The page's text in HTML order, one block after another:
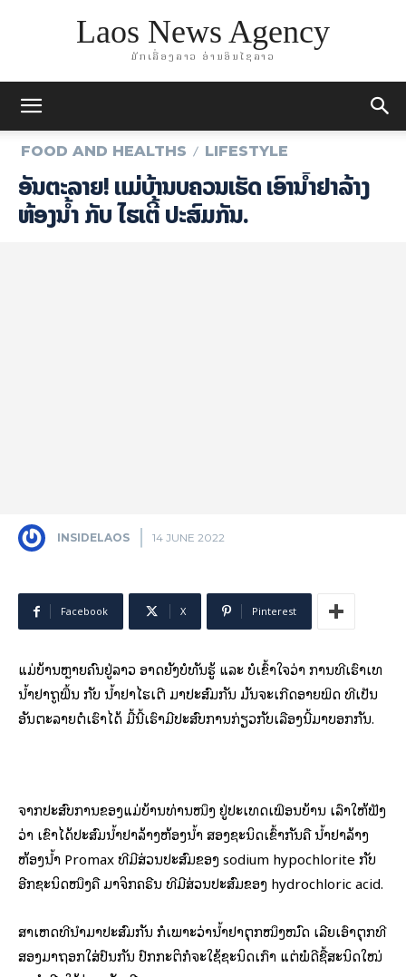
Laos News Agency
ມັກເລື່ອງລາວ ອ່ານອິນໄຊລາວ
FOOD AND HEALTHS LIFESTYLE
ອັນຕະລາຍ! ແມ່ບ້ານບໍ່ຄວນເຮັດ ເອົານ້ຳຢາລ້າງ
ຫ້ອງນ້ຳ ກັບ ໄຮເຕີ້ ປະສົມກັນ.
INSIDELAOS 14 JUNE 2022
Facebook X Pinterest
ແມ່ບ້ານຫຼາຍຄົນຢູ່ລາວ ອາດຍັງບໍ່ທັນຮູ້ ແລະ ບໍ່ເຂົ້າໃຈວ່າ ການທີ່ເຮົາເທ
ນ້ຳຢາຖູພື້ນ ກັບ ນ້ຳຢາໄຮເຕີ ມາປະສົມກັນ ມັນຈະເກີດອາຍພິດ ທີ່ເປັນ
ອັນຕະລາຍຕໍ່ເຮົາໄດ້ ມື້ນີ້ເຮົາມີປະສົບການກ່ຽວກັບເລື່ອງນີ້ມາບອກກັນ.
ຈາກປະສົບການຂອງແມ່ບ້ານທ່ານໜຶ່ງ ຢູ່ປະເທດເພື່ອນບ້ານ ເລົ່າໃຫ້ຟັງ
ວ່າ ເຂົາໄດ້ປະສົມນ້ຳຢາລ້າງຫ້ອງນ້ຳ ສອງຊະນິດເຂົ້າກັນຄື ນ້ຳຢາລ້າງ
ຫ້ອງນ້ຳ Promax ທີ່ມີສ່ວນປະສົມຂອງ sodium hypochlorite ກັບ
ອີກຊະນິດໜຶ່ງຄື ມາຈິກຄຣີນ ທີ່ມີສ່ວນປະສົມຂອງ hydrochloric acid.
ສາເຫດທີ່ນຳມາປະສົມກັນ ກໍເພາະວ່ານ້ຳຢາຕຸກໝຶ່ງໝົດ ເລີຍເອົາຕຸກທີ່
ສອງມາຖອກໃສ່ປົນກັນ ປົກກະຕິກໍຈະໃຊ້ຊະນິດເກົ່າ ແຕ່ພໍດີຊື້ສະນິດໃໝ່